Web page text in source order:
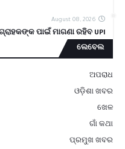
August 08, 2026
ପାଇଁ ମାଗଣା ରହିବ UPI
ଲେବେଲ
ଅପରାଧ
ଓଡ଼ିଶା ଖବର
ଖେଳ
ଗାଁ କଥା
ପ୍ରମୁଖ ଖବର